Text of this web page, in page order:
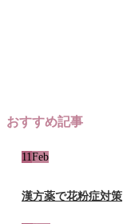
おすすめ記事
11Feb
漢方薬で花粉症対策